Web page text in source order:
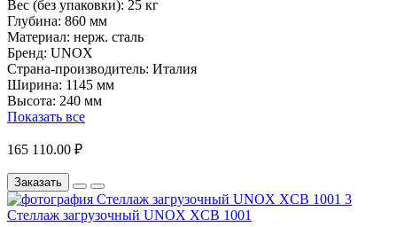
Вес (без упаковки): 25 кг
Глубина: 860 мм
Материал: нерж. сталь
Бренд: UNOX
Страна-производитель: Италия
Ширина: 1145 мм
Высота: 240 мм
Показать все
165 110.00 ₽
Заказать
Стеллаж загрузочный UNOX XCB 1001